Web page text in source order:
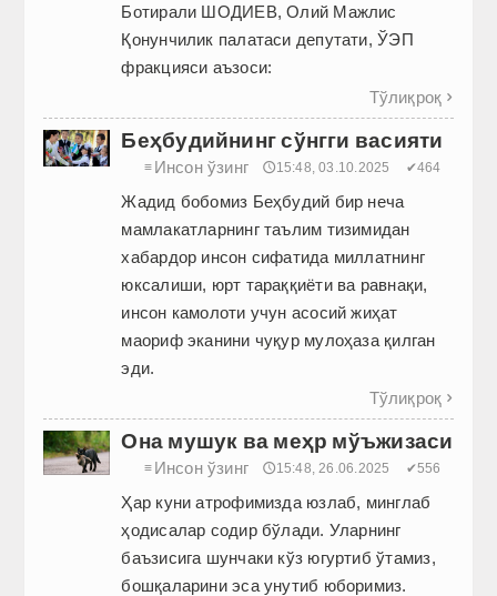
Ботирали ШОДИЕВ, Олий Мажлис
Қонунчилик палатаси депутати, ЎЭП
фракцияси аъзоси:
Тўлиқроқ 
Беҳбудийнинг сўнгги васияти
≡ Инсон ўзинг 🕔15:48, 03.10.2025 ✔464
Жадид бобомиз Беҳбудий бир неча
мамлакатларнинг таълим тизимидан
хабардор инсон сифатида миллатнинг
юксалиши, юрт тараққиёти ва равнақи,
инсон камолоти учун асосий жиҳат
маориф эканини чуқур мулоҳаза қилган
эди.
Тўлиқроқ 
Она мушук ва меҳр мўъжизаси
≡ Инсон ўзинг 🕔15:48, 26.06.2025 ✔556
Ҳар куни атрофимизда юзлаб, минглаб
ҳодисалар содир бўлади. Уларнинг
баъзисига шунчаки кўз югуртиб ўтамиз,
бошқаларини эса унутиб юборимиз.